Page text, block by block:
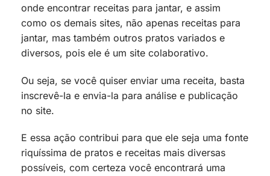
onde encontrar receitas para jantar, e assim
como os demais sites, não apenas receitas para
jantar, mas também outros pratos variados e
diversos, pois ele é um site colaborativo.
Ou seja, se você quiser enviar uma receita, basta
inscrevê-la e envia-la para análise e publicação
no site.
E essa ação contribui para que ele seja uma fonte
riquíssima de pratos e receitas mais diversas
possíveis, com certeza você encontrará uma